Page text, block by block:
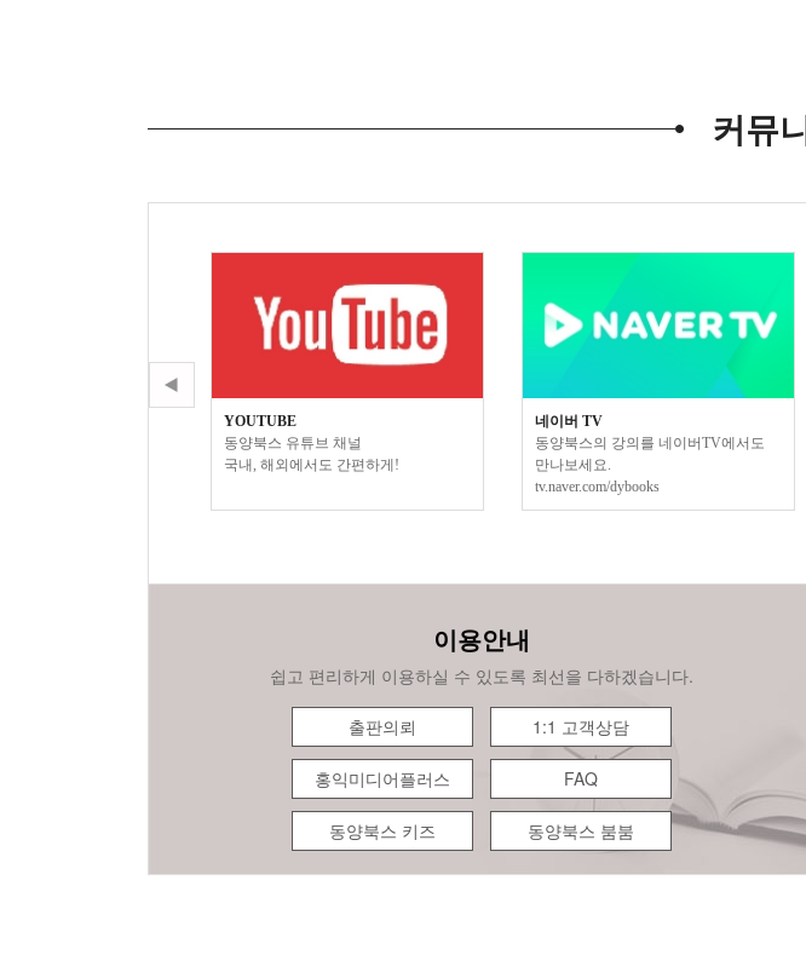
커뮤
YOUTUBE
동양북스 유튜브 채널
국내, 해외에서도 간편하게!
네이버 TV
동양북스의 강의를 네이버TV에서도
만나보세요.
tv.naver.com/dybooks
이용안내
쉽고 편리하게 이용하실 수 있도록 최선을 다하겠습니다.
출판의뢰 1:1 고객상담
홍익미디어플러스 FAQ
동양북스 키즈 동양북스 붐붐